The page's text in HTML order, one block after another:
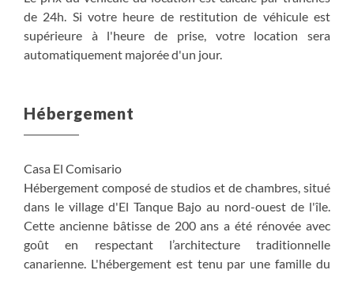
de 24h. Si votre heure de restitution de véhicule est
supérieure à l'heure de prise, votre location sera
automatiquement majorée d'un jour.
Hébergement
Casa El Comisario
Hébergement composé de studios et de chambres, situé
dans le village d'El Tanque Bajo au nord-ouest de l'île.
Cette ancienne bâtisse de 200 ans a été rénovée avec
goût en respectant l’architecture traditionnelle
canarienne. L'hébergement est tenu par une famille du